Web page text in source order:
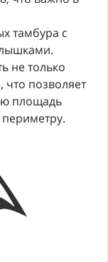
тамбура с
не только
позволяет
площадь